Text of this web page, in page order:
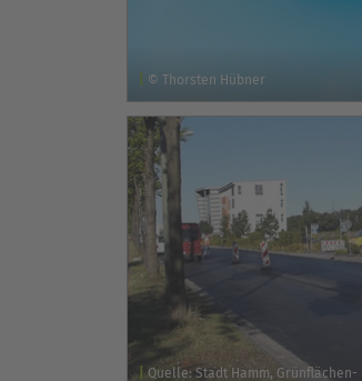
© Thorsten Hübner
Quelle: Stadt Hamm,